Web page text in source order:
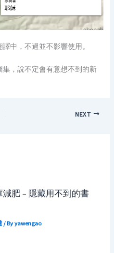
中，不過並不影響使用。
，說不定會有意想不到的新
NEXT
肥 – 隱藏用不到的書
/ Byyawengao